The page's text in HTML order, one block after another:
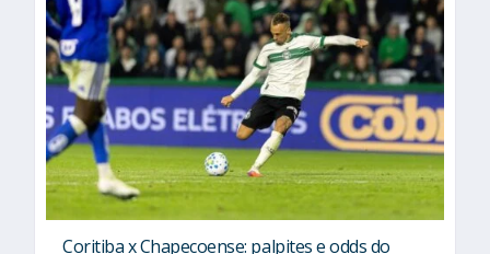
Coritiba x Chapecoense: palpites e odds do